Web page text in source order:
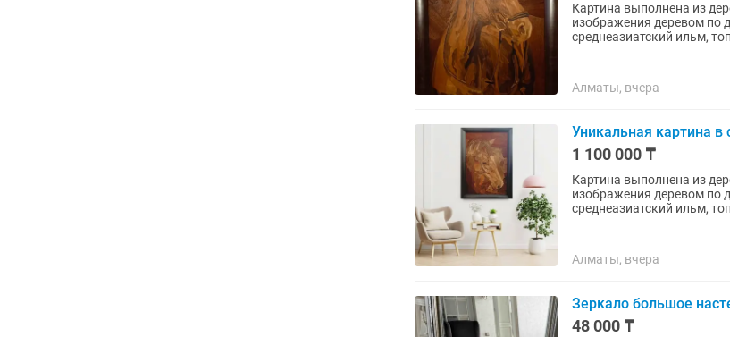
Картина выполнена из
изображения деревом по
среднеазиатский ильм,
Алматы, вчера
Уникальная картина в
1 100 000 ₸
Картина выполнена из
изображения деревом по
среднеазиатский ильм,
Алматы, вчера
Зеркало большое
48 000 ₸